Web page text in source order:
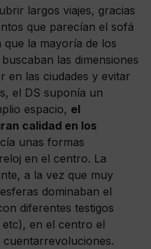
largos viajes, gracias
que parecían el sofá
que la mayoría de los
las dimensiones
en las ciudades y evitar
el DS suponía un
espacio, el
calidad en los
unas formas
en el centro. La
a la vez que muy
dominaban el
diferentes testigos
en el centro el